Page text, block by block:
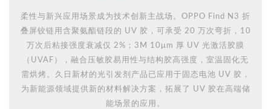
柔性与新兴应用场景成为技术创新主战场。OPPO Find N3 折
叠屏铰链用含聚氨酯链段的 UV 胶，可承受 20 万次弯折，10
万次后粘接强度衰减仅 2%；3M 10μm 厚 UV 光激活胶膜
（UVAF），融合压敏胶易用性与结构胶高强度，室温固化无
需烘烤。久日新材的光引发剂产品已应用于固态电池 UV 胶，
为新能源领域提供新的材料解决方案，拓展了 UV 胶在高端储
能场景的应用。